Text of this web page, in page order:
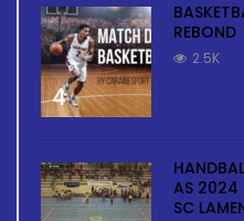
4
REBOND
2.5K
AS 2024
SC